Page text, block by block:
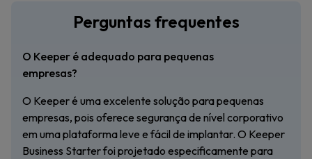
Perguntas frequentes
O Keeper é adequado para pequenas
empresas?
O Keeper é uma excelente solução para pequenas
empresas, pois oferece segurança de nível corporativo
em uma plataforma leve e fácil de implantar. O Keeper
Business Starter foi projetado especificamente para